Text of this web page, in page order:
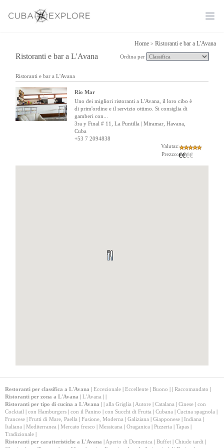
Home > Ristoranti e bar a L'Avana
Ristoranti e bar a L'Avana Ordina per
Ristoranti e bar a L'Avana
Río Mar
Uno dei migliori ristoranti a L'Avana, il loro cibo è
di prim'ordine e il servizio ottimo. Si consiglia di
gamberi con...
3ra y Final # 11, La Puntilla | Miramar, Havana,
Cuba
+53 7 2094838
Valutazione:
Prezzo:
Restoranti per classifica a L'Avana | Eccezionale | Eccellente | Buono | | Raccomandato |
Ristoranti per zona a L'Avana | L'Avana | |
Ristoranti per tipo di cucina a L'Avana | | alla Griglia | Autore | Catalana | Cinese | con
Cocktail | con Hamburgers | con il Panino | con Succhi di Frutta | Cubana | Cucina spagnola |
Francese | Frutti di Mare, Paella | Fusione, Moderna | Galiziana | Giapponese | Indiana |
Italiana | Mediterranea | Mercato fresco | Messicana | Oraganica | Pizzeria | Tapas |
Tradizionale |
Ristoranti per caratteristiche a L'Avana | Aperto di Domenica | Buffet | Chiude tardi |